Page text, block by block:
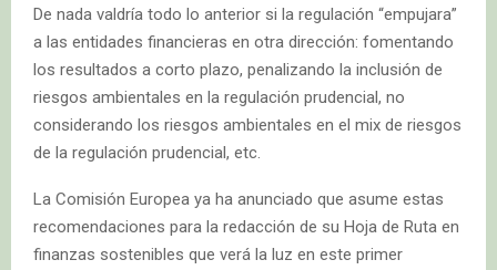
De nada valdría todo lo anterior si la regulación “empujara”
a las entidades financieras en otra dirección: fomentando
los resultados a corto plazo, penalizando la inclusión de
riesgos ambientales en la regulación prudencial, no
considerando los riesgos ambientales en el mix de riesgos
de la regulación prudencial, etc.
La Comisión Europea ya ha anunciado que asume estas
recomendaciones para la redacción de su Hoja de Ruta en
finanzas sostenibles que verá la luz en este primer